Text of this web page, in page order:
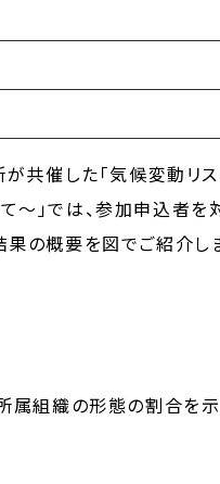
共催した「気候変動リ
」では、参加申込者を
の概要を図でご紹介し
組織の形態の割合を示